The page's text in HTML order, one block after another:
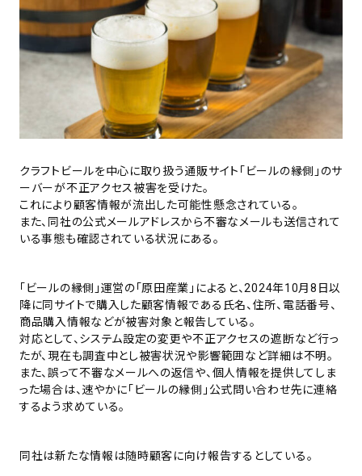
クラフトビールを中心に取り扱う通販サイト「ビールの縁側」のサ
ーバーが不正アクセス被害を受けた。
これにより顧客情報が流出した可能性懸念されている。
また、同社の公式メールアドレスから不審なメールも送信されて
いる事態も確認されている状況にある。
「ビールの縁側」運営の「原田産業」によると、2024年10月8日以
降に同サイトで購入した顧客情報である氏名、住所、電話番号、
商品購入情報などが被害対象と報告している。
対応として、システム設定の変更や不正アクセスの遮断など行っ
たが、現在も調査中とし被害状況や影響範囲など詳細は不明。
また、誤って不審なメールへの返信や、個人情報を提供してしま
った場合は、速やかに「ビールの縁側」公式問い合わせ先に連絡
するよう求めている。
同社は新たな情報は随時顧客に向け報告するとしている。